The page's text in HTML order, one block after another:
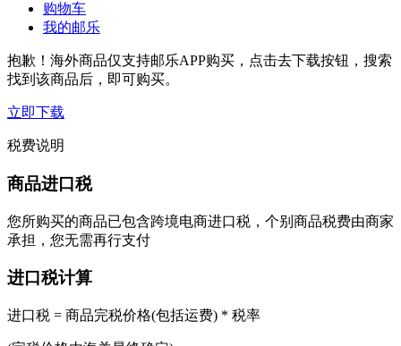
购物车
我的邮乐
抱歉！海外商品仅支持邮乐APP购买，点击去下载按钮，搜索
找到该商品后，即可购买。
立即下载
税费说明
商品进口税
您所购买的商品已包含跨境电商进口税，个别商品税费由商家
承担，您无需再行支付
进口税计算
进口税 = 商品完税价格(包括运费) * 税率